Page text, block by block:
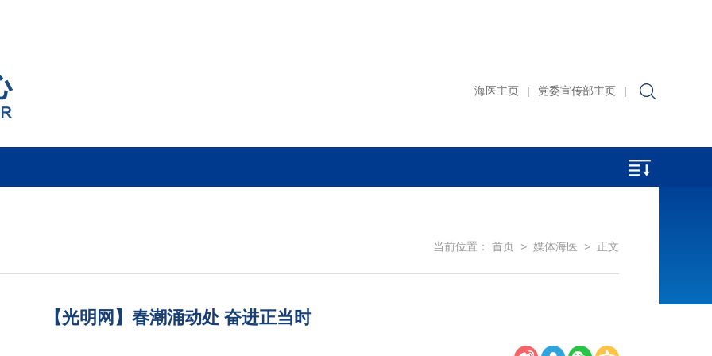
海医主页 | 党委宣传部主页 |
当前位置： 首页> 媒体海医 > 正文
【光明网】春潮涌动处 奋进正当时